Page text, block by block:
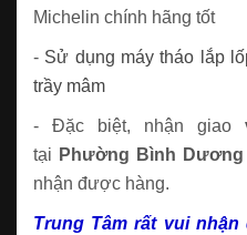
Michelin chính hãng tốt
- Sử dụng máy tháo lắp
trầy mâm
- Đặc biệt, nhận giao
tại Phường Bình Dương
nhận được hàng.
Trung Tâm rất vui